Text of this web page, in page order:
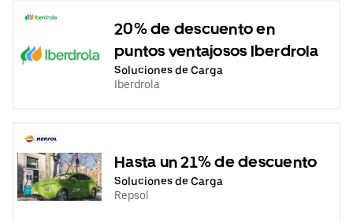
20% de descuento en
puntos ventajosos Iberdrola
Soluciones de Carga
Iberdrola
Hasta un 21% de descuento
Soluciones de Carga
Repsol